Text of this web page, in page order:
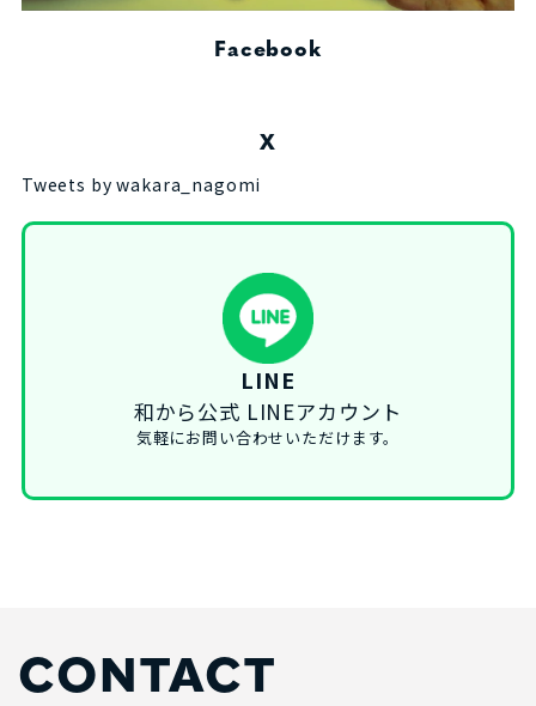
Facebook
X
Tweets by wakara_nagomi
LINE
和から公式 LINEアカウント
気軽にお問い合わせいただけます。
CONTACT